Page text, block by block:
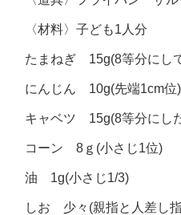
〈材料〉子ども1人分
たまねぎ 15g(8等分にし
にんじん 10g(先端1cm位)
キャベツ 15g(8等分にし
コーン 8ｇ(小さじ1位)
油 1g(小さじ1/3)
しお 少々(親指と人差し